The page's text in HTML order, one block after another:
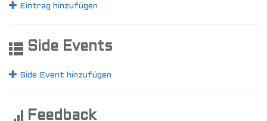
Eintrag hinzufügen
Side Events
Side Event hinzufügen
Feedback